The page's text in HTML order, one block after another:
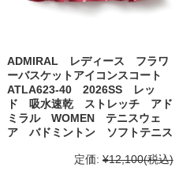
ADMIRAL レディース フラワ
ーバスケットアイコンスコート
ATLA623-40 2026SS レッ
ド 吸水速乾 ストレッチ アド
ミラル WOMEN テニスウェ
ア バドミントン ソフトテニス
定価: ¥12,100(税込)